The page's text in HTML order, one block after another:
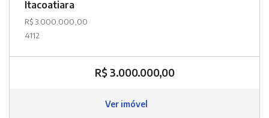
Itacoatiara
R$ 3.000.000,00
4112
R$ 3.000.000,00
Ver imóvel